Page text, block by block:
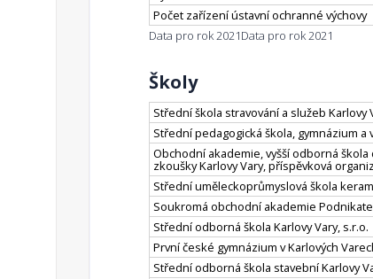
Počet zařízení ústavní ochranné výchovy
Data pro rok 2021Data pro rok 2021
Školy
Střední škola stravování a služeb Karlovy
Střední pedagogická škola, gymnázium
Obchodní akademie, vyšší odborná
zkoušky Karlovy Vary, příspěvková
Střední uměleckoprůmyslová škola
Soukromá obchodní akademie
Střední odborná škola Karlovy Vary, s.r.o.
První české gymnázium v Karlových
Střední odborná škola stavební Karlovy